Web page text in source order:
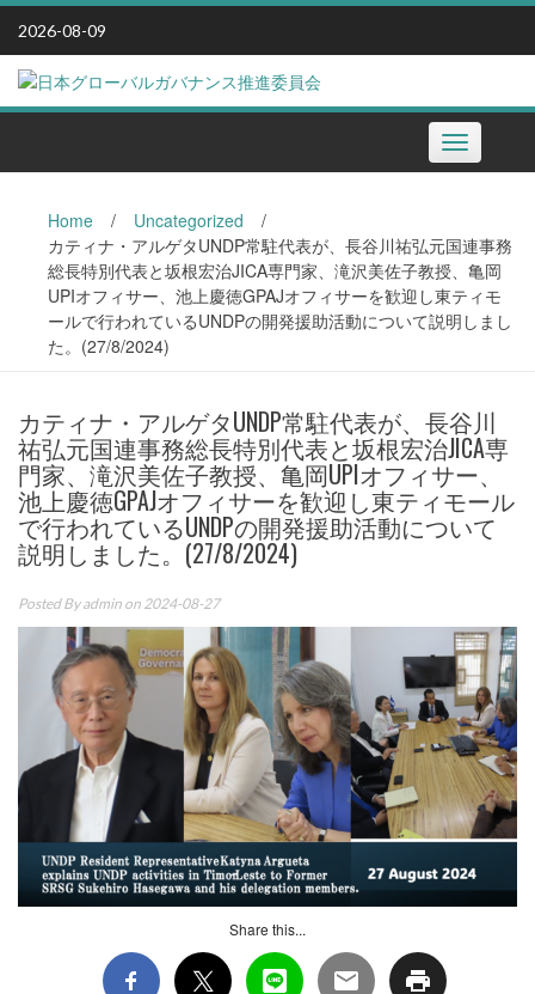
Skip
content
2026-08-09
Toggle
navigation
Home / Uncategorized
/
カティナ・アルゲタUNDP常駐代表が、長谷川祐弘元国連事務
総長特別代表と坂根宏治JICA専門家、滝沢美佐子教授、亀岡
UPIオフィサー、池上慶徳GPAJオフィサーを歓迎し東ティモ
ールで行われているUNDPの開発援助活動について説明しまし
た。(27/8/2024)
カティナ・アルゲタUNDP常駐代表が、長谷川
祐弘元国連事務総長特別代表と坂根宏治JICA専
門家、滝沢美佐子教授、亀岡UPIオフィサー、
池上慶徳GPAJオフィサーを歓迎し東ティモール
で行われているUNDPの開発援助活動について
説明しました。(27/8/2024)
Posted Byadmin on 2024-08-27
Share this...